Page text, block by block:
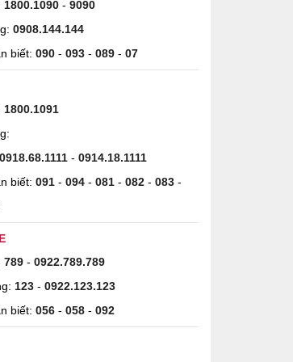
1800.1090 - 9090
0908.144.144
biết: 090 - 093 - 089 - 07
1800.1091
0918.68.1111 - 0914.18.1111
biết: 091 - 094 - 081 - 082 - 083 -
789 - 0922.789.789
123 - 0922.123.123
biết: 056 - 058 - 092